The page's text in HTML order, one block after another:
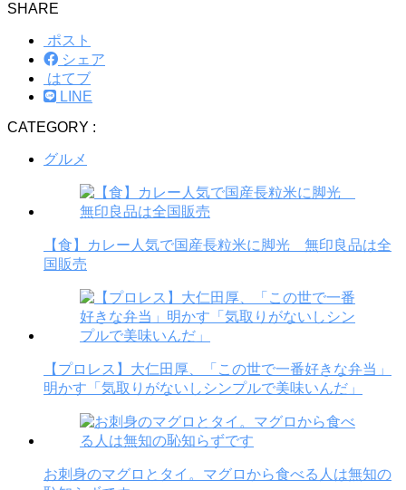
SHARE
ポスト
シェア
はてブ
LINE
CATEGORY :
グルメ
【食】カレー人気で国産長粒米に脚光 無印良品は全
国販売
【プロレス】大仁田厚、「この世で一番好きな弁当」
明かす「気取りがないしシンプルで美味いんだ」
お刺身のマグロとタイ。マグロから食べる人は無知の